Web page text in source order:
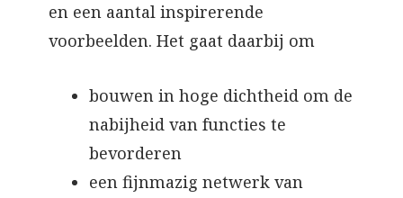
en een aantal inspirerende
voorbeelden. Het gaat daarbij om
bouwen in hoge dichtheid om de
nabijheid van functies te
bevorderen
een fijnmazig netwerk van